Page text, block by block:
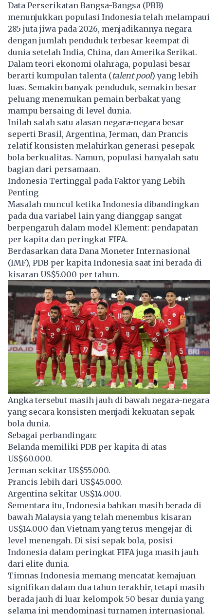
Data Perserikatan Bangsa-Bangsa (PBB)
menunjukkan populasi Indonesia telah melampaui
285 juta jiwa pada 2026, menjadikannya negara
dengan jumlah penduduk terbesar keempat di
dunia setelah India, China, dan Amerika Serikat.
Dalam teori ekonomi olahraga, populasi besar
berarti kumpulan talenta (talent pool) yang lebih
luas. Semakin banyak penduduk, semakin besar
peluang menemukan pemain berbakat yang
mampu bersaing di level dunia.
Inilah salah satu alasan negara-negara besar
seperti Brasil, Argentina, Jerman, dan Prancis
relatif konsisten melahirkan generasi pesepak
bola berkualitas. Namun, populasi hanyalah satu
bagian dari persamaan.
Indonesia Tertinggal pada Faktor yang Lebih
Penting
Masalah muncul ketika Indonesia dibandingkan
pada dua variabel lain yang dianggap sangat
berpengaruh dalam model Klement: pendapatan
per kapita dan peringkat FIFA.
Berdasarkan data Dana Moneter Internasional
(IMF), PDB per kapita Indonesia saat ini berada di
kisaran US$5.000 per tahun.
Angka tersebut masih jauh di bawah negara-negara
yang secara konsisten menjadi kekuatan sepak
bola dunia.
Sebagai perbandingan:
Belanda memiliki PDB per kapita di atas
US$60.000.
Jerman sekitar US$55.000.
Prancis lebih dari US$45.000.
Argentina sekitar US$14.000.
Sementara itu, Indonesia bahkan masih berada di
bawah Malaysia yang telah menembus kisaran
US$14.000 dan Vietnam yang terus mengejar di
level menengah. Di sisi sepak bola, posisi
Indonesia dalam peringkat FIFA juga masih jauh
dari elite dunia.
Timnas Indonesia memang mencatat kemajuan
signifikan dalam dua tahun terakhir, tetapi masih
berada jauh di luar kelompok 50 besar dunia yang
selama ini mendominasi turnamen internasional.